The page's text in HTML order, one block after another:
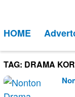
kontenMobile
HOME
TAG: DRAMA